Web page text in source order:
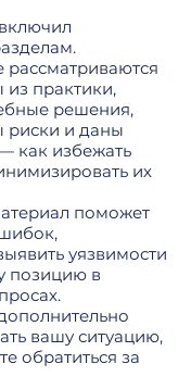
из практики,
решения,
риски и даны
как избежать
их
поможет
уязвимости
позицию в
вашу ситуацию,
обратиться за